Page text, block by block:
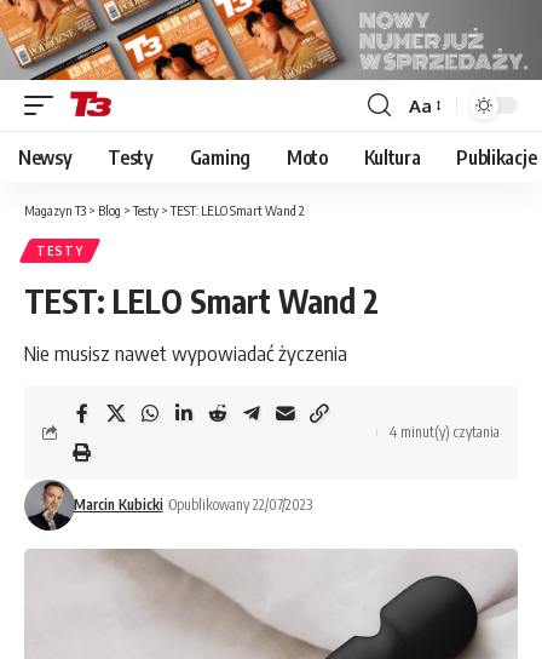
Font
Resizer
Aa
Newsy Testy Gaming Moto Kultura Publikacje
Magazyn T3 > Blog >Testy >TEST: LELO Smart Wand 2
TESTY
TEST: LELO Smart Wand 2
Nie musisz nawet wypowiadać życzenia
Marcin Kubicki Opublikowany 22/07/2023
4 minut(y) czytania